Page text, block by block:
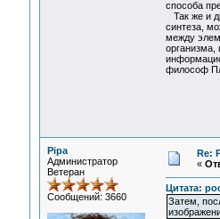
способа
Так же и
синтеза,
между
организма,
философ
Pipa
Администратор
Ветеран
Сообщений: 3660
Re:
«
Цитата:
Затем,